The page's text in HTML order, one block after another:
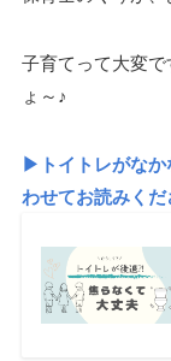
子育てって大変
ょ～♪
▶トイトレがなか
わせてお読みくだ